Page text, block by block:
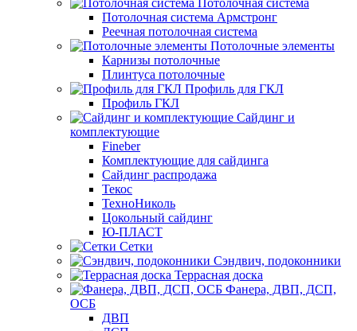
Потолочная система
Потолочная система Армстронг
Реечная потолочная система
Потолочные элементы
Карнизы потолочные
Плинтуса потолочные
Профиль для ГКЛ
Профиль ГКЛ
Сайдинг и
комплектующие
Fineber
Комплектующие для сайдинга
Сайдинг распродажа
Текос
ТехноНиколь
Цокольный сайдинг
Ю-ПЛАСТ
Сетки
Сэндвич, подоконники
Террасная доска
Фанера, ДВП, ДСП,
ОСБ
ДВП